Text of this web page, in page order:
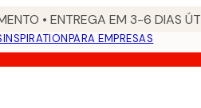
• ENTREGA EM 3-6 DIAS
INSPIRATIONPARA EMPRESAS